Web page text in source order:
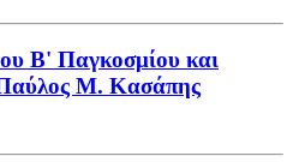
Β' Παγκοσμίου και
Μ. Κασάπης